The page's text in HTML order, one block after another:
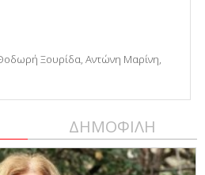
Ξουρίδα, Αντώνη Μαρίνη,
ΔΗΜΟΦΙΛΗ